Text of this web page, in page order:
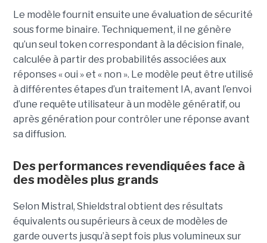
Le modèle fournit ensuite une évaluation de sécurité
sous forme binaire. Techniquement, il ne génère
qu’un seul token correspondant à la décision finale,
calculée à partir des probabilités associées aux
réponses « oui » et « non ». Le modèle peut être utilisé
à différentes étapes d’un traitement IA, avant l’envoi
d’une requête utilisateur à un modèle génératif, ou
après génération pour contrôler une réponse avant
sa diffusion.
Des performances revendiquées face à
des modèles plus grands
Selon Mistral, Shieldstral obtient des résultats
équivalents ou supérieurs à ceux de modèles de
garde ouverts jusqu’à sept fois plus volumineux sur